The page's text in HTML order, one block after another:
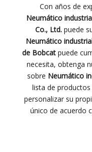
Con años de
Neumático
Co., Ltd.puede
Neumático
de Bobcatpuede
necesita, obtenga
sobre Neumático
lista de
personalizar su
único de acuerdo